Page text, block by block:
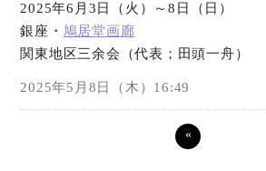
2025年6月3日（火）～8日（日）
銀座・ 鳩居堂画廊
関東地区三余会（代表；田頭一舟）
2025年5月8日（木）16:49
«